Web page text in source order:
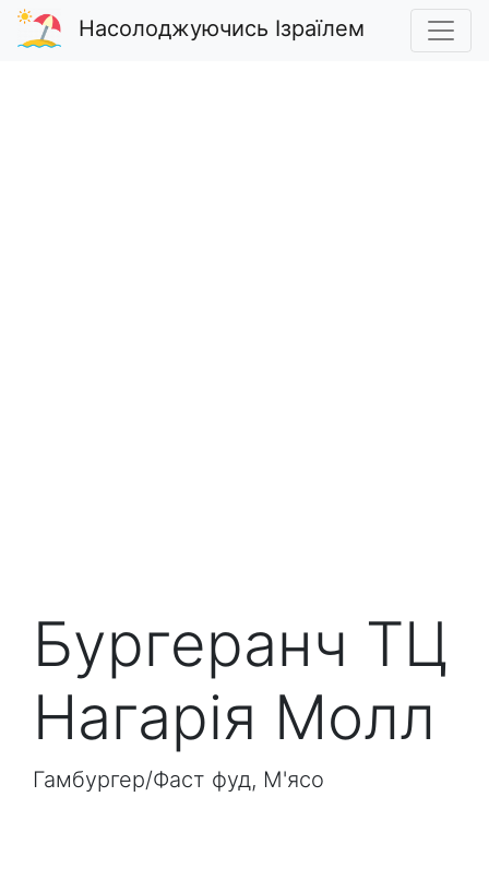
Насолоджуючись Ізраїлем
Бургеранч ТЦ
Нагарія Молл
Гамбургер/Фаст фуд, М'ясо